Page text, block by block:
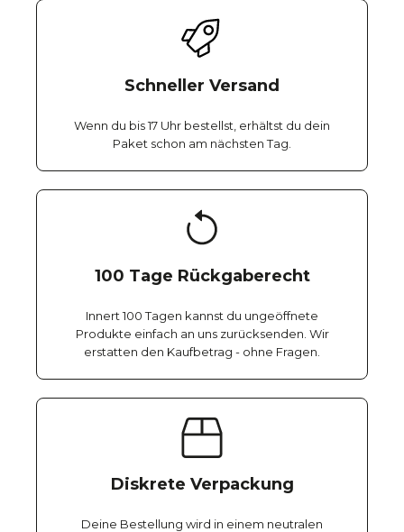
Schneller Versand
Wenn du bis 17 Uhr bestellst, erhältst du dein
Paket schon am nächsten Tag.
100 Tage Rückgaberecht
Innert 100 Tagen kannst du ungeöffnete
Produkte einfach an uns zurücksenden. Wir
erstatten den Kaufbetrag - ohne Fragen.
Diskrete Verpackung
Deine Bestellung wird in einem neutralen